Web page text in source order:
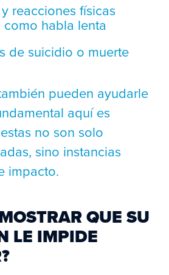
reacciones físicas
habla lenta
de suicidio o muerte
pueden ayudarle
aquí es
no son solo
sino instancias
impacto.
QUE SU
LE IMPIDE